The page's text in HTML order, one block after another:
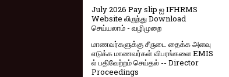
July 2026 Pay slip ஐ IFHRMS
Website லிருந்து Download
செய்யலாம் - வழிமுறை
மாணவர்களுக்கு சீருடை தைக்க அளவு
எடுக்க மாணவர்கள் விபரங்களை EMIS
ல் பதிவேற்றம் செய்தல் -- Director
Proceedings